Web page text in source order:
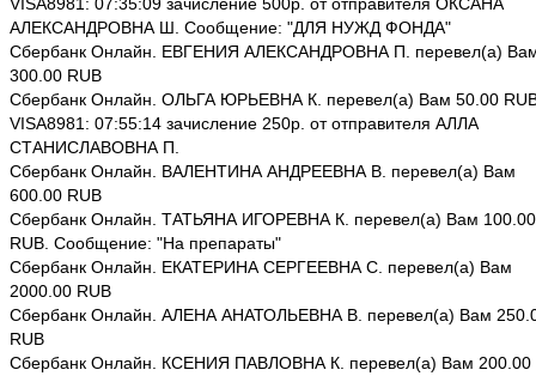
VISA8981: 07:35:09 зачисление 500р. от отправителя ОКСАНА
АЛЕКСАНДРОВНА Ш. Сообщение: "ДЛЯ НУЖД ФОНДА"
Сбербанк Онлайн. ЕВГЕНИЯ АЛЕКСАНДРОВНА П. перевел(а)
300.00 RUB
Сбербанк Онлайн. ОЛЬГА ЮРЬЕВНА К. перевел(а) Вам 50.00
VISA8981: 07:55:14 зачисление 250р. от отправителя АЛЛА
СТАНИСЛАВОВНА П.
Сбербанк Онлайн. ВАЛЕНТИНА АНДРЕЕВНА В. перевел(а) Вам
600.00 RUB
Сбербанк Онлайн. ТАТЬЯНА ИГОРЕВНА К. перевел(а) Вам 100.00
RUB. Сообщение: "На препараты"
Сбербанк Онлайн. ЕКАТЕРИНА СЕРГЕЕВНА С. перевел(а) Вам
2000.00 RUB
Сбербанк Онлайн. АЛЕНА АНАТОЛЬЕВНА В. перевел(а) Вам
RUB
Сбербанк Онлайн. КСЕНИЯ ПАВЛОВНА К. перевел(а) Вам 200.00